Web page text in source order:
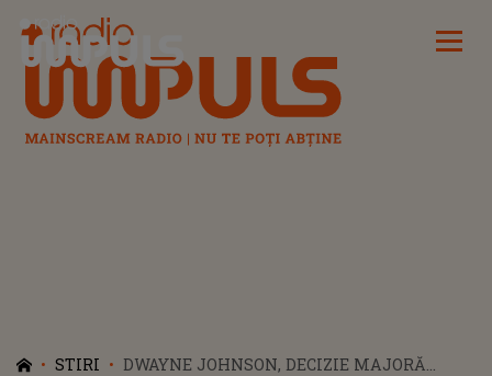
Radio Impuls
STIRI
DWAYNE JOHNSON, DECIZIE MAJORĂ